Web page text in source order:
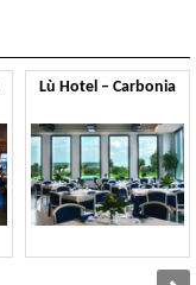
Lù Hotel – Carbonia